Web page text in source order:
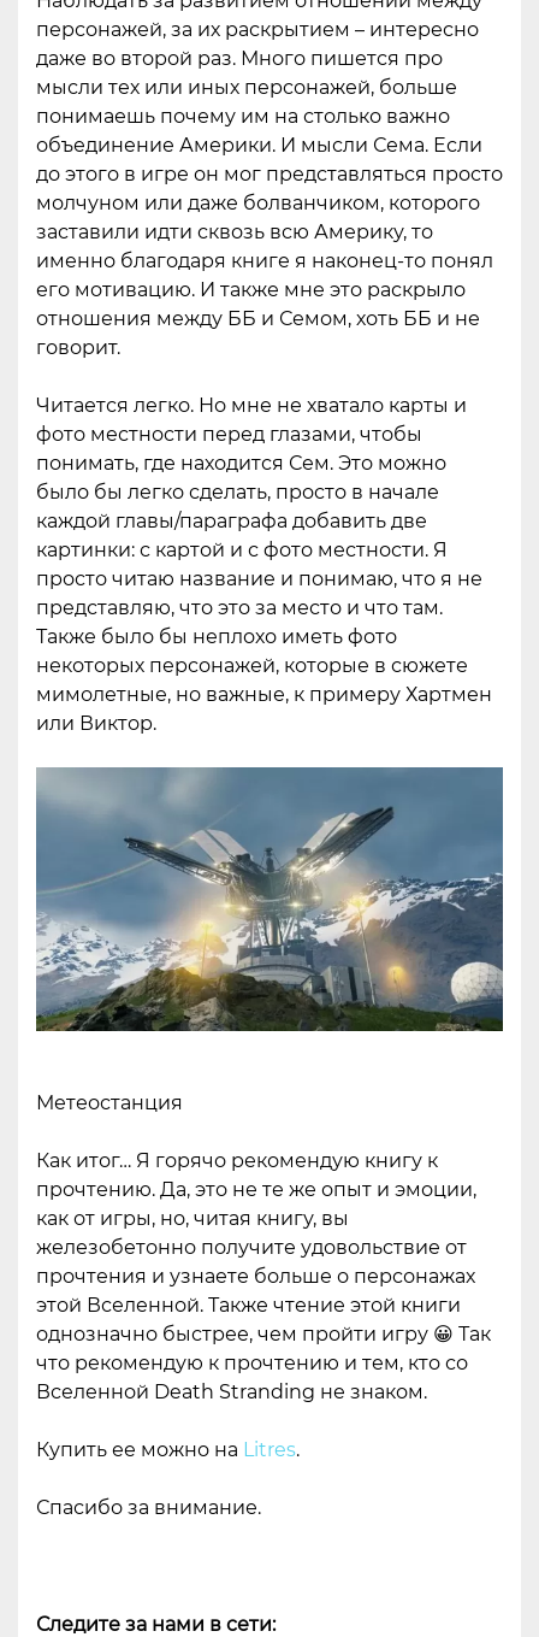
персонажей, за их раскрытием – интересно
даже во второй раз. Много пишется про
мысли тех или иных персонажей, больше
понимаешь почему им на столько важно
объединение Америки. И мысли Сема. Если
до этого в игре он мог представляться просто
молчуном или даже болванчиком, которого
заставили идти сквозь всю Америку, то
именно благодаря книге я наконец-то понял
его мотивацию. И также мне это раскрыло
отношения между ББ и Семом, хоть ББ и не
говорит.
Читается легко. Но мне не хватало карты и
фото местности перед глазами, чтобы
понимать, где находится Сем. Это можно
было бы легко сделать, просто в начале
каждой главы/параграфа добавить две
картинки: с картой и с фото местности. Я
просто читаю название и понимаю, что я не
представляю, что это за место и что там.
Также было бы неплохо иметь фото
некоторых персонажей, которые в сюжете
мимолетные, но важные, к примеру Хартмен
или Виктор.
Метеостанция
Как итог… Я горячо рекомендую книгу к
прочтению. Да, это не те же опыт и эмоции,
как от игры, но, читая книгу, вы
железобетонно получите удовольствие от
прочтения и узнаете больше о персонажах
этой Вселенной. Также чтение этой книги
однозначно быстрее, чем пройти игру 😀 Так
что рекомендую к прочтению и тем, кто со
Вселенной Death Stranding не знаком.
Купить ее можно на Litres.
Спасибо за внимание.
Следите за нами в сети: